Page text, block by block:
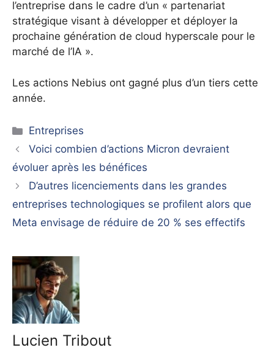
l’entreprise dans le cadre d’un « partenariat
stratégique visant à développer et déployer la
prochaine génération de cloud hyperscale pour le
marché de l’IA ».
Les actions Nebius ont gagné plus d’un tiers cette
année.
Catégories
Entreprises
Voici combien d’actions Micron devraient
évoluer après les bénéfices
D’autres licenciements dans les grandes
entreprises technologiques se profilent alors que
Meta envisage de réduire de 20 % ses effectifs
Lucien Tribout